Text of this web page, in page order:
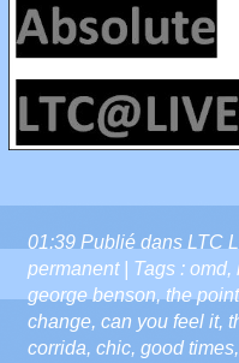
01:39 Publié dans LTC
permanent| Tags : omd,
george benson,the
change, can you feel it,
corrida, chic, good times